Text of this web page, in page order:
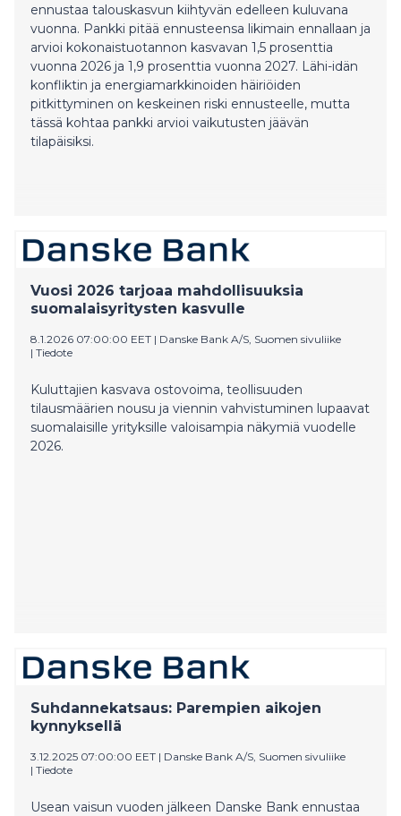
ennustaa talouskasvun kiihtyvän edelleen kuluvana
vuonna. Pankki pitää ennusteensa likimain ennallaan ja
arvioi kokonaistuotannon kasvavan 1,5 prosenttia
vuonna 2026 ja 1,9 prosenttia vuonna 2027. Lähi-idän
konfliktin ja energiamarkkinoiden häiriöiden
pitkittyminen on keskeinen riski ennusteelle, mutta
tässä kohtaa pankki arvioi vaikutusten jäävän
tilapäisiksi.
Vuosi 2026 tarjoaa mahdollisuuksia
suomalaisyritysten kasvulle
8.1.2026 07:00:00 EET | Danske Bank A/S, Suomen sivuliike
| Tiedote
Kuluttajien kasvava ostovoima, teollisuuden
tilausmäärien nousu ja viennin vahvistuminen lupaavat
suomalaisille yrityksille valoisampia näkymiä vuodelle
2026.
Suhdannekatsaus: Parempien aikojen
kynnyksellä
3.12.2025 07:00:00 EET | Danske Bank A/S, Suomen sivuliike
| Tiedote
Usean vaisun vuoden jälkeen Danske Bank ennustaa